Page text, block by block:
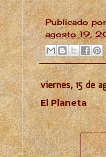
Publicado
agosto 19,
viernes, 15 de
El Planeta